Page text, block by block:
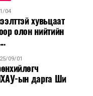
04
хувьцаат
олон нийтийн
09/01
ын дарга Ши